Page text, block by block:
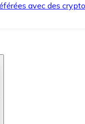
avec des
rapidement et en
lorsque vous